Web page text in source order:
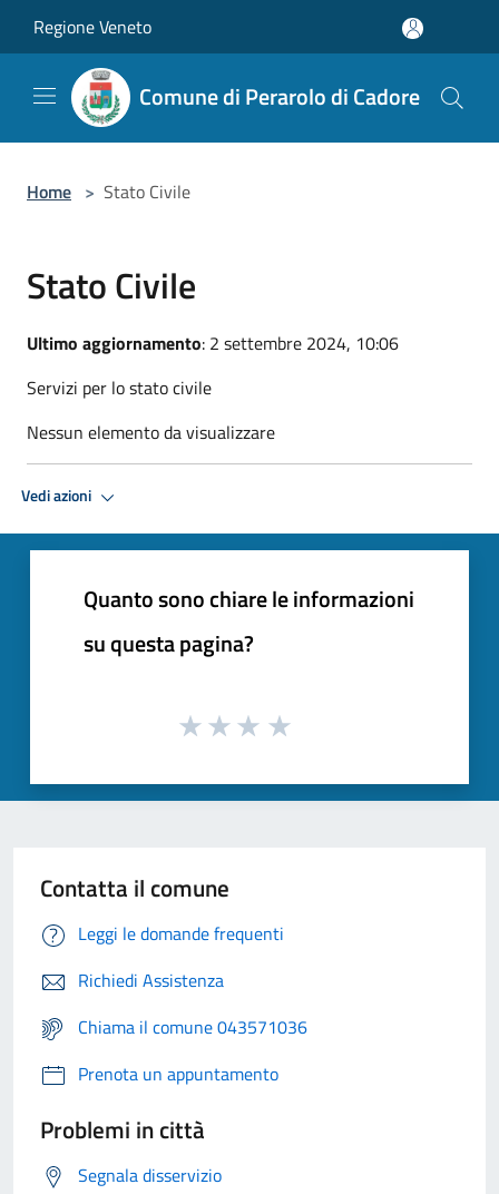
Regione Veneto
Comune di Perarolo di Cadore
Home > Stato Civile
Stato Civile
Ultimo aggiornamento: 2 settembre 2024, 10:06
Servizi per lo stato civile
Nessun elemento da visualizzare
Vedi azioni
Quanto sono chiare le informazioni
su questa pagina?
Contatta il comune
Leggi le domande frequenti
Richiedi Assistenza
Chiama il comune 043571036
Prenota un appuntamento
Problemi in città
Segnala disservizio